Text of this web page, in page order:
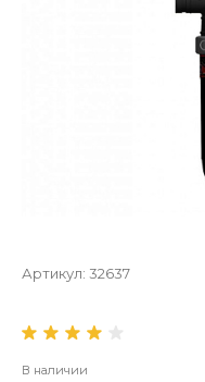
Артикул: 32637
В наличии